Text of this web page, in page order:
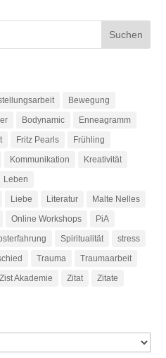
Bewegung
Bodynamic
Enneagramm
Fritz Pearls
Frühling
Kommunikation
Kreativität
Leben
Liebe Literatur
Malte Nelles
Online Workshops
PiA
Spiritualität
stress
Trauma
Traumaarbeit
Zist Akademie Zitat Zitate